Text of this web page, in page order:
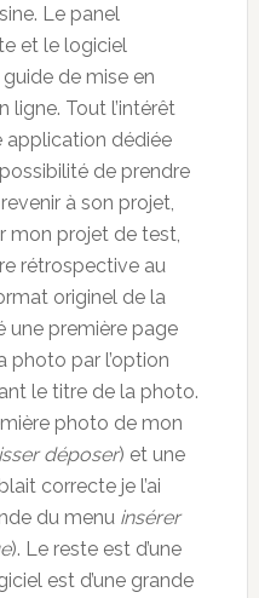
Le panel
et le logiciel
de mise en
ligne. Tout l’intérêt
application dédiée
de prendre
à son projet,
mon projet de test,
rétrospective au
originel de la
une première page
photo par l’option
le titre de la photo.
photo de mon
déposer) et une
correcte je l’ai
du menu insérer
). Le reste est d’une
est d’une grande